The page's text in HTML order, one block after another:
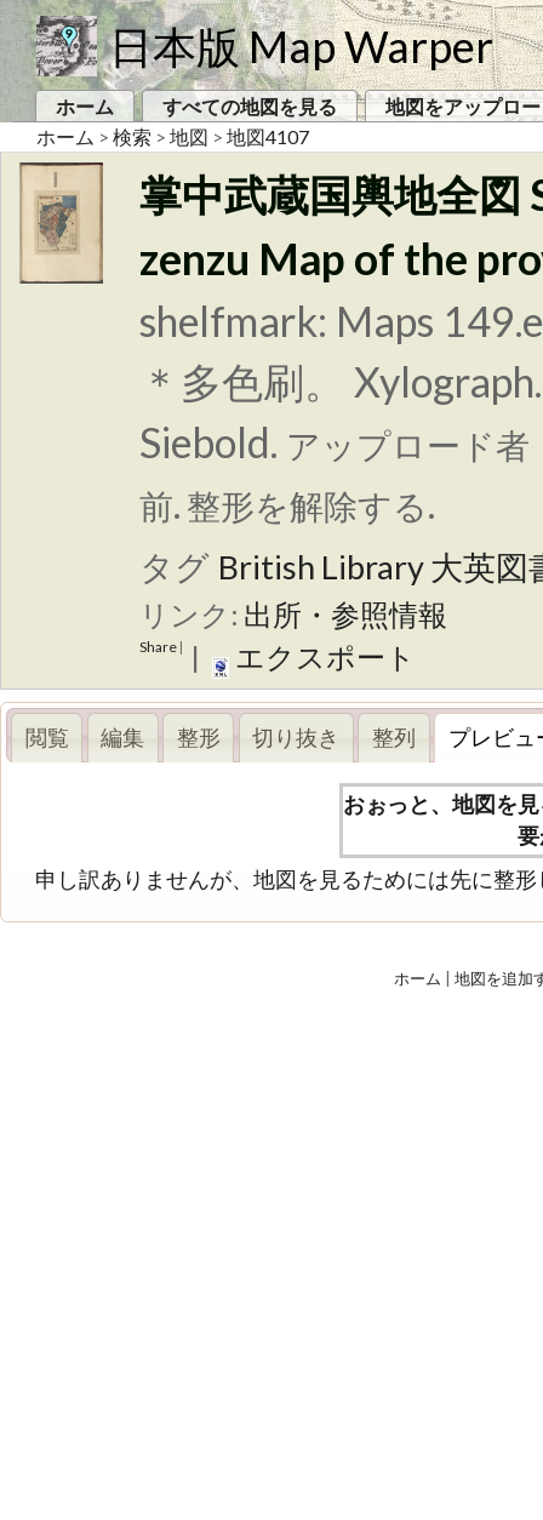
日本版 Map Warper
ホーム すべての地図を見る
地図をアップロ
ホーム > 検索 > 地図 > 地図4107
掌中武蔵国輿地全図
zenzu Map of the
shelfmark: Maps
＊多色刷。
Siebold. アップロード者
前. 整形を解除する.
タグ British Library大英図
リンク: 出所・参照情報
Share | | エクスポート
閲覧 編集 整形 切り抜き 整列 プレビュ
おぉっと、地図を
申し訳ありませんが、地図を見るためには先に整
ホーム | 地図を追加